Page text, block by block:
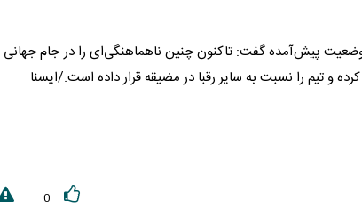
وضعیت پیش‌آمده گفت: تاکنون چنین ناهماهنگی‌ای را در جام جهانی
و تیم را نسبت به سایر رقبا در مضیقه قرار داده است./ایسنا
0